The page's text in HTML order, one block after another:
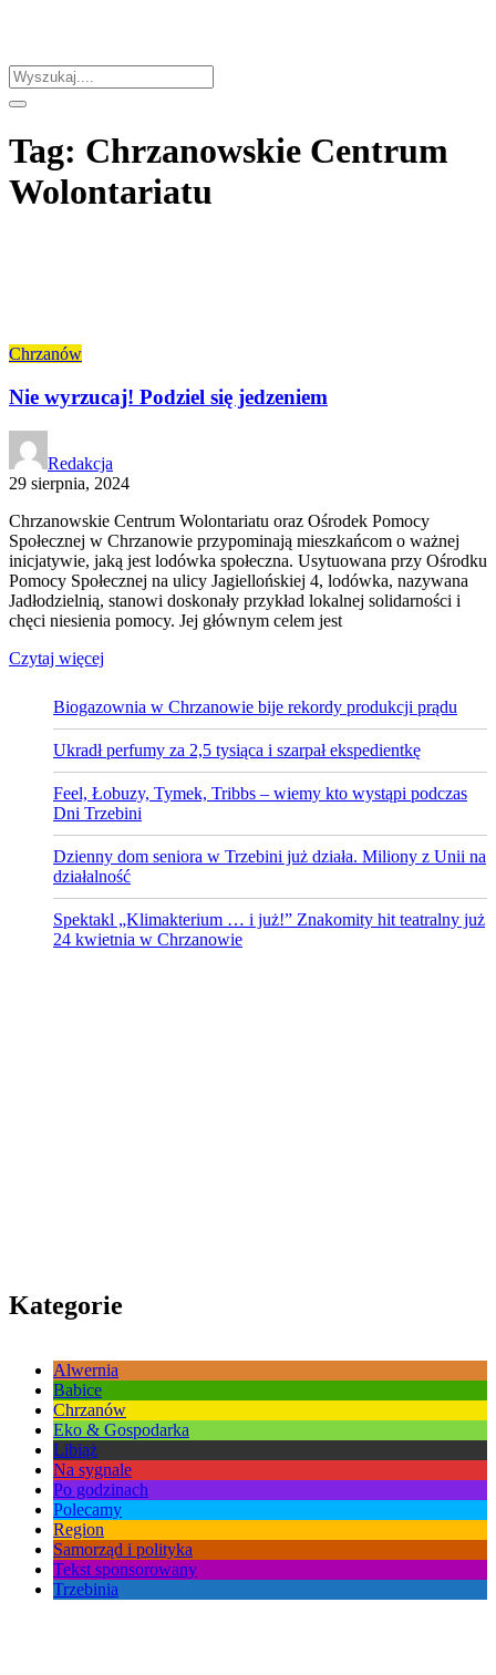
Tag: Chrzanowskie Centrum
Wolontariatu
Chrzanów
Nie wyrzucaj! Podziel się jedzeniem
Redakcja
29 sierpnia, 2024
Chrzanowskie Centrum Wolontariatu oraz Ośrodek Pomocy
Społecznej w Chrzanowie przypominają mieszkańcom o ważnej
inicjatywie, jaką jest lodówka społeczna. Usytuowana przy Ośrodku
Pomocy Społecznej na ulicy Jagiellońskiej 4, lodówka, nazywana
Jadłodzielnią, stanowi doskonały przykład lokalnej solidarności i
chęci niesienia pomocy. Jej głównym celem jest
Czytaj więcej
Biogazownia w Chrzanowie bije rekordy produkcji prądu
Ukradł perfumy za 2,5 tysiąca i szarpał ekspedientkę
Feel, Łobuzy, Tymek, Tribbs – wiemy kto wystąpi podczas
Dni Trzebini
Dzienny dom seniora w Trzebini już działa. Miliony z Unii na
działalność
Spektakl „Klimakterium … i już!” Znakomity hit teatralny już
24 kwietnia w Chrzanowie
Kategorie
Alwernia
Babice
Chrzanów
Eko & Gospodarka
Libiąż
Na sygnale
Po godzinach
Polecamy
Region
Samorząd i polityka
Tekst sponsorowany
Trzebinia